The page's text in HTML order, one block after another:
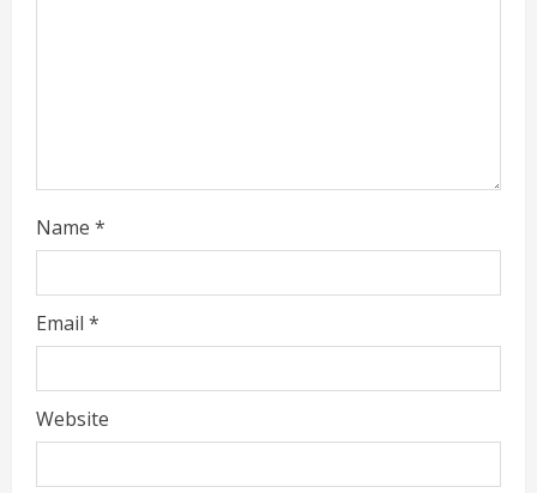
Name *
Email *
Website